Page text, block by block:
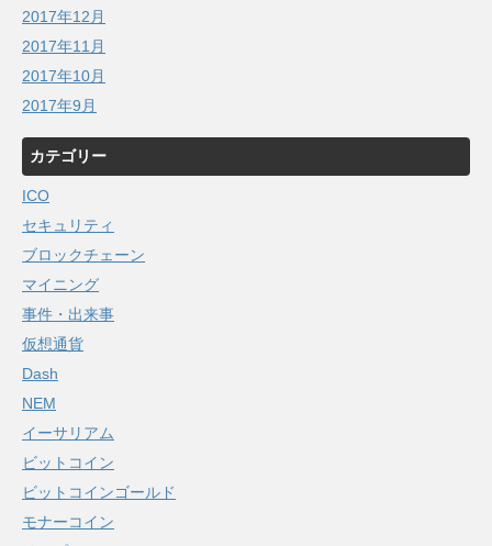
2017年12月
2017年11月
2017年10月
2017年9月
カテゴリー
ICO
セキュリティ
ブロックチェーン
マイニング
事件・出来事
仮想通貨
Dash
NEM
イーサリアム
ビットコイン
ビットコインゴールド
モナーコイン